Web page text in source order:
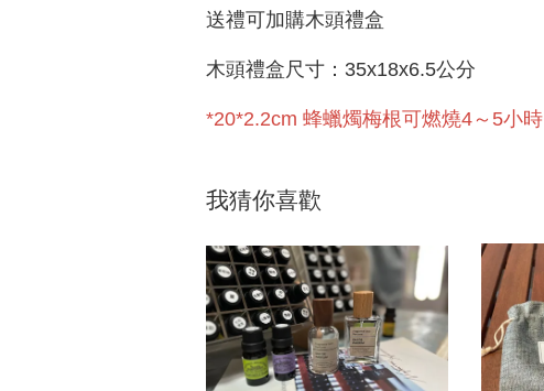
送禮可加購木頭禮盒
木頭禮盒尺寸：35x18x6.5公分
*20*2.2cm 蜂蠟燭梅根可燃燒4～5小時
我猜你喜歡